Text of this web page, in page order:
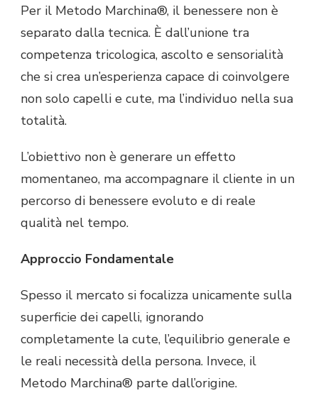
Per il Metodo Marchina®, il benessere non è
separato dalla tecnica. È dall’unione tra
competenza tricologica, ascolto e sensorialità
che si crea un’esperienza capace di coinvolgere
non solo capelli e cute, ma l’individuo nella sua
totalità.
L’obiettivo non è generare un effetto
momentaneo, ma accompagnare il cliente in un
percorso di benessere evoluto e di reale
qualità nel tempo.
Approccio Fondamentale
Spesso il mercato si focalizza unicamente sulla
superficie dei capelli, ignorando
completamente la cute, l’equilibrio generale e
le reali necessità della persona. Invece, il
Metodo Marchina® parte dall’origine.